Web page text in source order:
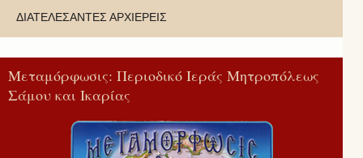
ΔΙΑΤΕΛΕΣΑΝΤΕΣ ΑΡΧΙΕΡΕΙΣ
Μεταμόρφωσις: Περιοδικό Ιεράς Μητροπόλεως
Σάμου και Ικαρίας